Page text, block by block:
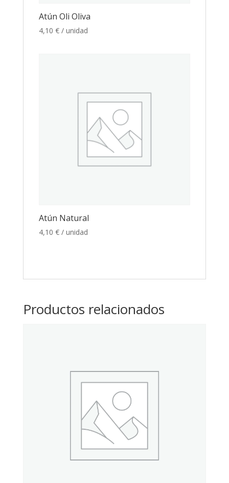
Atún Oli Oliva
4,10 € / unidad
Atún Natural
4,10 € / unidad
Productos relacionados